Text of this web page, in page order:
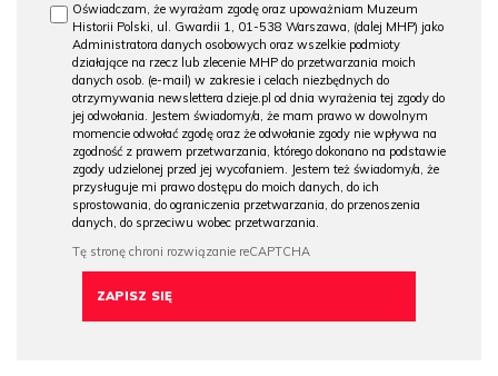
Oświadczam, że wyrażam zgodę oraz upoważniam Muzeum
Historii Polski, ul. Gwardii 1, 01-538 Warszawa, (dalej MHP) jako
Administratora danych osobowych oraz wszelkie podmioty
działające na rzecz lub zlecenie MHP do przetwarzania moich
danych osob. (e-mail) w zakresie i celach niezbędnych do
otrzymywania newslettera dzieje.pl od dnia wyrażenia tej zgody do
jej odwołania. Jestem świadomy/a, że mam prawo w dowolnym
momencie odwołać zgodę oraz że odwołanie zgody nie wpływa na
zgodność z prawem przetwarzania, którego dokonano na podstawie
zgody udzielonej przed jej wycofaniem. Jestem też świadomy/a, że
przysługuje mi prawo dostępu do moich danych, do ich
sprostowania, do ograniczenia przetwarzania, do przenoszenia
danych, do sprzeciwu wobec przetwarzania.